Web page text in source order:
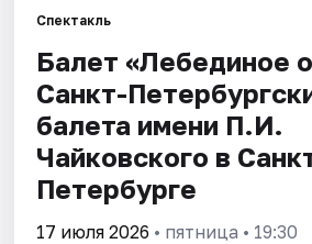
Города
Площадки
Артисты
Рейтинги
Спектакль
Балет «Лебединое
Санкт-
балета имени П.И.
Чайковского в
Петербурге
17 июля 2026 • пятница • 19:30